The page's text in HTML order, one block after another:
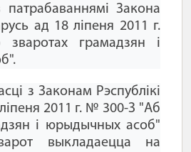
патрабаваннямі Закона
ад 18 ліпеня 2011 г.
грамадзян і
з Законам Рэспублікі
2011 г. № 300-З "Аб
і юрыдычных асоб"
выкладаецца на